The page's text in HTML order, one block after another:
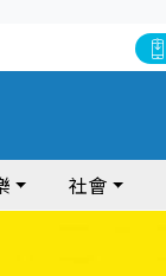
社會